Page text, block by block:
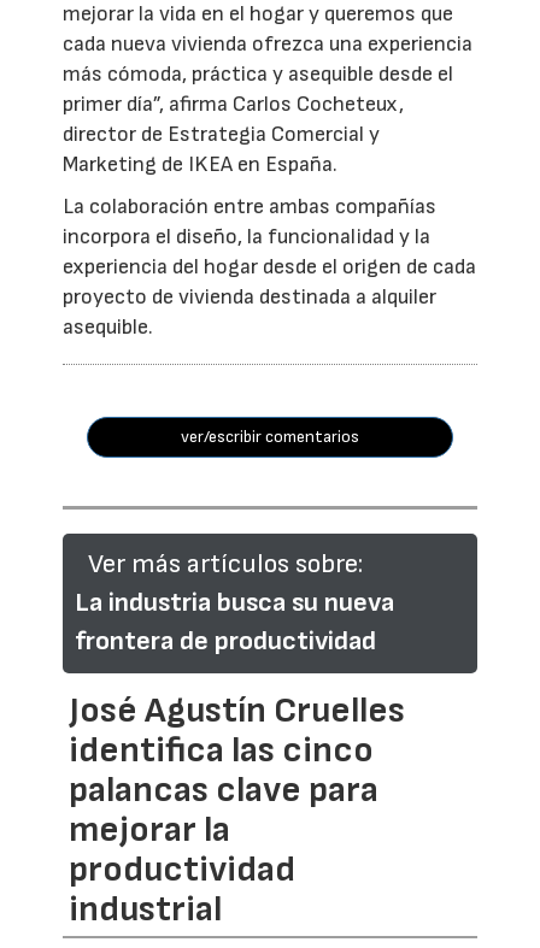
mejorar la vida en el hogar y queremos que
cada nueva vivienda ofrezca una experiencia
más cómoda, práctica y asequible desde el
primer día”, afirma Carlos Cocheteux,
director de Estrategia Comercial y
Marketing de IKEA en España.
La colaboración entre ambas compañías
incorpora el diseño, la funcionalidad y la
experiencia del hogar desde el origen de cada
proyecto de vivienda destinada a alquiler
asequible.
ver/escribir comentarios
Ver más artículos sobre:
La industria busca su nueva
frontera de productividad
José Agustín Cruelles
identifica las cinco
palancas clave para
mejorar la
productividad
industrial